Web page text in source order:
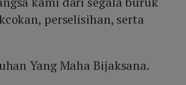
perselisihan, serta
Yang Maha Bijaksana.